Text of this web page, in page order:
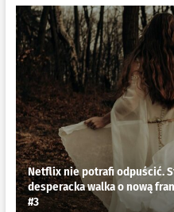
Netflix nie potrafi odpuścić.
desperacka walka o nową
#3